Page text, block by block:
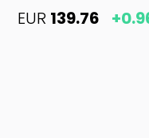
EUR 139.76